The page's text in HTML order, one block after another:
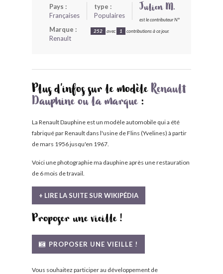
Pays :
Françaises
type :
Populaires
Marque :
Renault
Julien M.
est le contributeur N°
252 avec 1 contributions à ce jour.
Plus d'infos sur le modèle Renault
Dauphine ou la marque:
La Renault Dauphine est un modèle automobile qui a été
fabriqué par Renault dans l'usine de Flins (Yvelines) à partir
de mars 1956 jusqu'en 1967.
Voici une photographie ma dauphine après une restauration
de 6 mois de travail.
+ LIRE LA SUITE SUR WIKIPÉDIA
Proposer une vieille !
PROPOSER UNE VIEILLE !
Vous souhaitez participer au développement de